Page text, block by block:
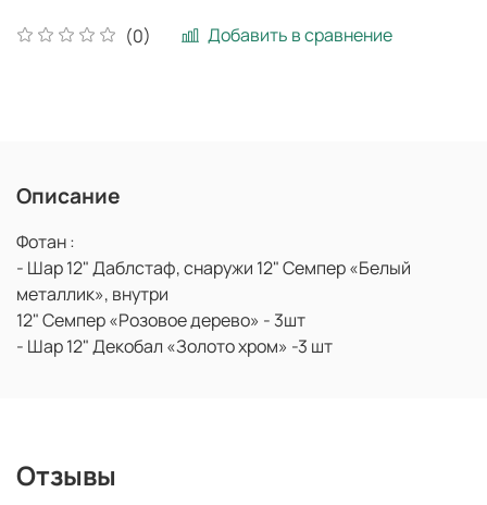
(0) Добавить в сравнение
Описание
Фотан :
- Шар 12" Даблстаф, снаружи 12" Семпер «Белый
металлик», внутри
12" Семпер «Розовое дерево» - 3шт
- Шар 12" Декобал «Золото хром» -3 шт
Отзывы